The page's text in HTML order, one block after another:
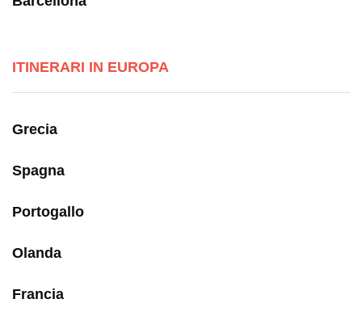
ITINERARI IN EUROPA
Grecia
Spagna
Portogallo
Olanda
Francia